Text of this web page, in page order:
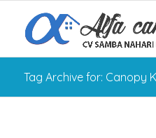
Tag Archive for: Canopy